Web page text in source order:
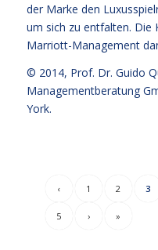
der Marke den
um sich zu entfalten. Die
Marriott-Management
© 2014, Prof. Dr. Guido
Managementberatung
York.
‹ 1 2 3
5 › »